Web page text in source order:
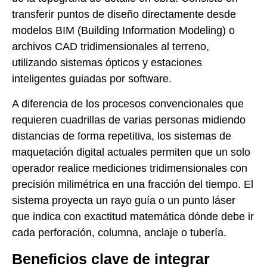
transferir puntos de diseño directamente desde
modelos BIM (Building Information Modeling) o
archivos CAD tridimensionales al terreno,
utilizando sistemas ópticos y estaciones
inteligentes guiadas por software.
A diferencia de los procesos convencionales que
requieren cuadrillas de varias personas midiendo
distancias de forma repetitiva, los sistemas de
maquetación digital actuales permiten que un solo
operador realice mediciones tridimensionales con
precisión milimétrica en una fracción del tiempo. El
sistema proyecta un rayo guía o un punto láser
que indica con exactitud matemática dónde debe ir
cada perforación, columna, anclaje o tubería.
Beneficios clave de integrar